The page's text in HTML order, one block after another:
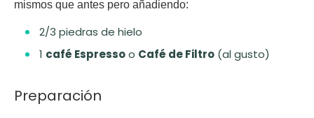
mismos que antes pero añadiendo:
2/3 piedras de hielo
1 café Espressoo Café de Filtro (al gusto)
Preparación